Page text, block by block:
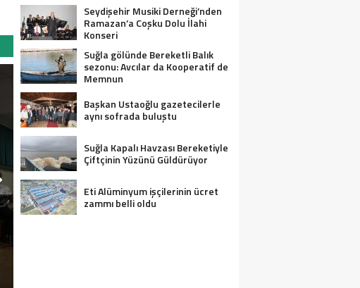
Seydişehir Musiki Derneği’nden
Ramazan’a Coşku Dolu İlahi
Konseri
Suğla gölünde Bereketli Balık
sezonu: Avcılar da Kooperatif de
Memnun
Başkan Ustaoğlu gazetecilerle
aynı sofrada buluştu
Suğla Kapalı Havzası Bereketiyle
Çiftçinin Yüzünü Güldürüyor
Eti Alüminyum işçilerinin ücret
zammı belli oldu